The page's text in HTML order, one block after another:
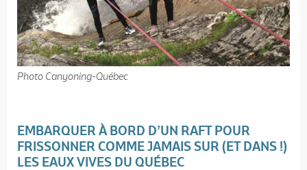
Photo Canyoning-Québec
EMBARQUER À BORD D’UN RAFT POUR
FRISSONNER COMME JAMAIS SUR (ET DANS !)
LES EAUX VIVES DU QUÉBEC